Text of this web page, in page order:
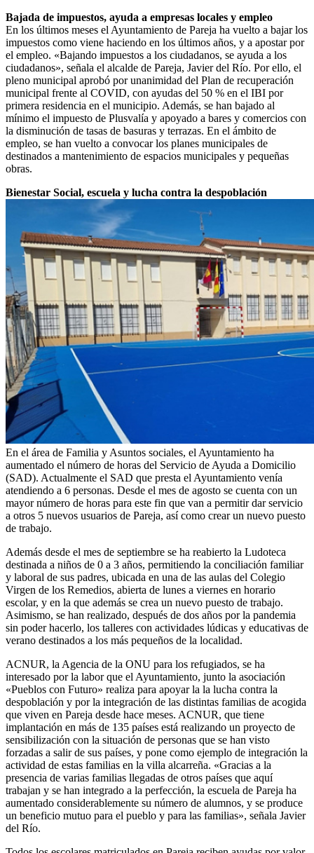
Bajada de impuestos, ayuda a empresas locales y empleo
En los últimos meses el Ayuntamiento de Pareja ha vuelto a bajar los
impuestos como viene haciendo en los últimos años, y a apostar por
el empleo. «Bajando impuestos a los ciudadanos, se ayuda a los
ciudadanos», señala el alcalde de Pareja, Javier del Río. Por ello, el
pleno municipal aprobó por unanimidad del Plan de recuperación
municipal frente al COVID, con ayudas del 50 % en el IBI por
primera residencia en el municipio. Además, se han bajado al
mínimo el impuesto de Plusvalía y apoyado a bares y comercios con
la disminución de tasas de basuras y terrazas. En el ámbito de
empleo, se han vuelto a convocar los planes municipales de
destinados a mantenimiento de espacios municipales y pequeñas
obras.
Bienestar Social, escuela y lucha contra la despoblación
En el área de Familia y Asuntos sociales, el Ayuntamiento ha
aumentado el número de horas del Servicio de Ayuda a Domicilio
(SAD). Actualmente el SAD que presta el Ayuntamiento venía
atendiendo a 6 personas. Desde el mes de agosto se cuenta con un
mayor número de horas para este fin que van a permitir dar servicio
a otros 5 nuevos usuarios de Pareja, así como crear un nuevo puesto
de trabajo.
Además desde el mes de septiembre se ha reabierto la Ludoteca
destinada a niños de 0 a 3 años, permitiendo la conciliación familiar
y laboral de sus padres, ubicada en una de las aulas del Colegio
Virgen de los Remedios, abierta de lunes a viernes en horario
escolar, y en la que además se crea un nuevo puesto de trabajo.
Asimismo, se han realizado, después de dos años por la pandemia
sin poder hacerlo, los talleres con actividades lúdicas y educativas de
verano destinados a los más pequeños de la localidad.
ACNUR, la Agencia de la ONU para los refugiados, se ha
interesado por la labor que el Ayuntamiento, junto la asociación
«Pueblos con Futuro» realiza para apoyar la la lucha contra la
despoblación y por la integración de las distintas familias de acogida
que viven en Pareja desde hace meses. ACNUR, que tiene
implantación en más de 135 países está realizando un proyecto de
sensibilización con la situación de personas que se han visto
forzadas a salir de sus países, y pone como ejemplo de integración la
actividad de estas familias en la villa alcarreña. «Gracias a la
presencia de varias familias llegadas de otros países que aquí
trabajan y se han integrado a la perfección, la escuela de Pareja ha
aumentado considerablemente su número de alumnos, y se produce
un beneficio mutuo para el pueblo y para las familias», señala Javier
del Río.